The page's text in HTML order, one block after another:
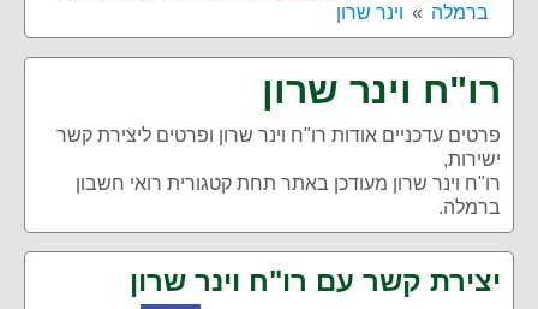
ברמלה
וינר שרון
רו"ח וינר שרון
פרטים עדכניים אודות רו"ח וינר שרון ופרטים ליצירת קשר
ישירות,
רו"ח וינר שרון מעודכן באתר תחת קטגורית רואי חשבון
ברמלה.
יצירת קשר עם רו"ח וינר שרון